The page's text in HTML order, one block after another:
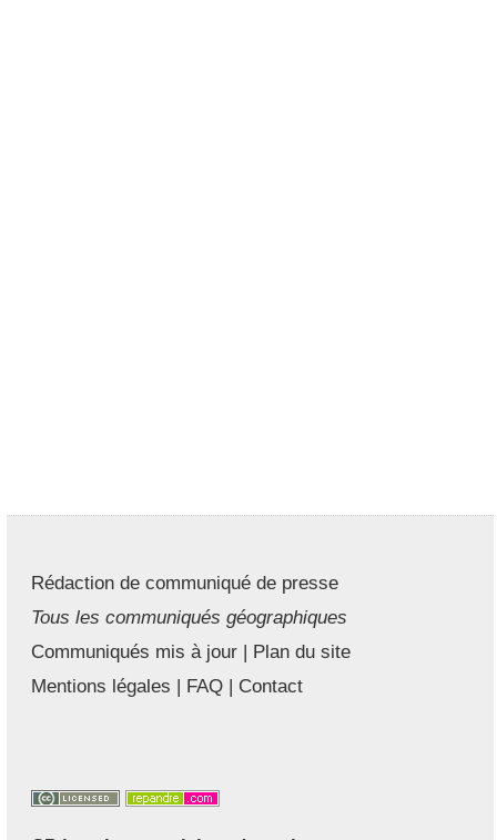
Rédaction de communiqué de presse
Tous les communiqués géographiques
Communiqués mis à jour | Plan du site
Mentions légales | FAQ | Contact